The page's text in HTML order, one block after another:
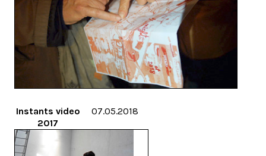
Instants video
2017
07.05.2018